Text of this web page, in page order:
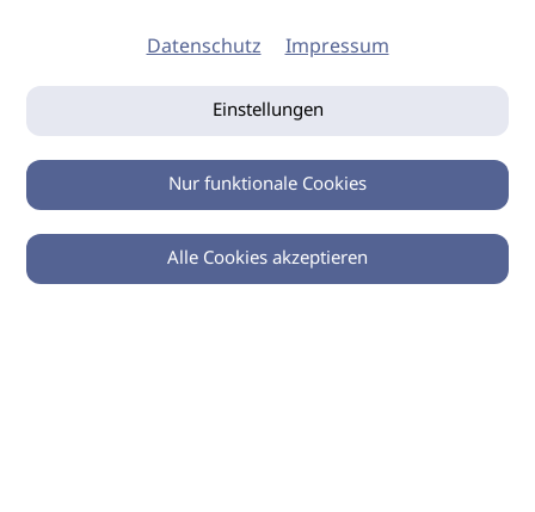
Datenschutz Impressum
Einstellungen
Nur funktionale Cookies
Alle Cookies akzeptieren